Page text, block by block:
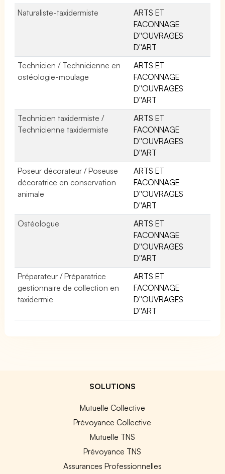
Naturaliste-taxidermiste
ARTS ET
FACONNAGE
D''OUVRAGES
D''ART
Technicien / Technicienne en
ostéologie-moulage
ARTS ET
FACONNAGE
D''OUVRAGES
D''ART
Technicien taxidermiste /
Technicienne taxidermiste
ARTS ET
FACONNAGE
D''OUVRAGES
D''ART
Poseur décorateur / Poseuse
décoratrice en conservation
animale
ARTS ET
FACONNAGE
D''OUVRAGES
D''ART
Ostéologue
ARTS ET
FACONNAGE
D''OUVRAGES
D''ART
Préparateur / Préparatrice
gestionnaire de collection en
taxidermie
ARTS ET
FACONNAGE
D''OUVRAGES
D''ART
SOLUTIONS
Mutuelle Collective
Prévoyance Collective
Mutuelle TNS
Prévoyance TNS
Assurances Professionnelles